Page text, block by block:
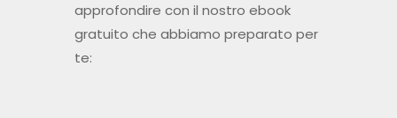
approfondire con il nostro ebook
gratuito che abbiamo preparato per
te: